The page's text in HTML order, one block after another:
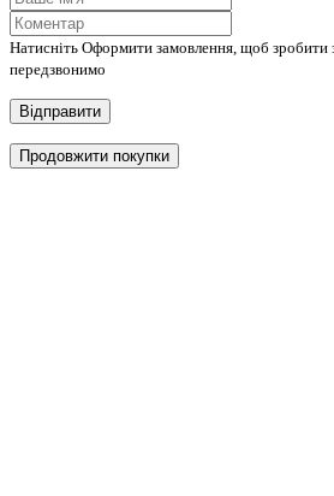
Натисніть Оформити замовлення, щоб зробити
передзвонимо
Відправити
Продовжити покупки